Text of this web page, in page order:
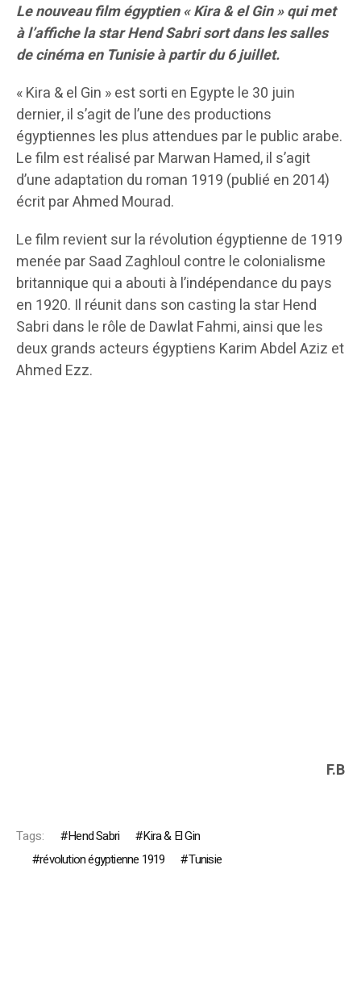
Le nouveau film égyptien « Kira & el Gin » qui met
à l’affiche la star Hend Sabri sort dans les salles
de cinéma en Tunisie à partir du 6 juillet.
« Kira & el Gin » est sorti en Egypte le 30 juin
dernier, il s’agit de l’une des productions
égyptiennes les plus attendues par le public arabe.
Le film est réalisé par Marwan Hamed, il s’agit
d’une adaptation du roman 1919 (publié en 2014)
écrit par Ahmed Mourad.
Le film revient sur la révolution égyptienne de 1919
menée par Saad Zaghloul contre le colonialisme
britannique qui a abouti à l’indépendance du pays
en 1920. Il réunit dans son casting la star Hend
Sabri dans le rôle de Dawlat Fahmi, ainsi que les
deux grands acteurs égyptiens Karim Abdel Aziz et
Ahmed Ezz.
F.B
Tags: Hend Sabri
Kira & El Gin
révolution égyptienne 1919
Tunisie